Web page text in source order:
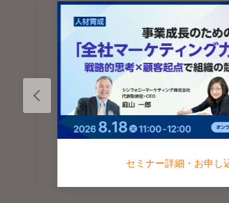
セミナー詳細・お申し込